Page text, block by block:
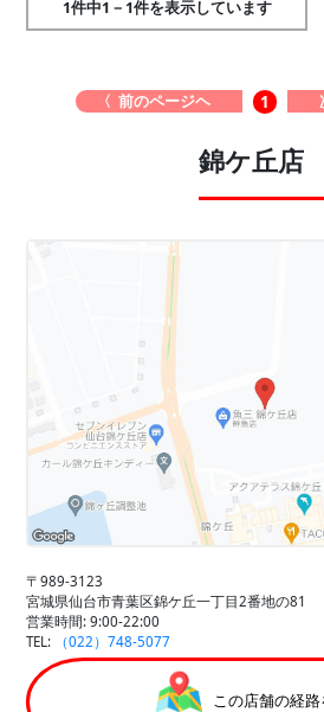
1件中1－1件を表示しています
〈 前のページヘ 1
錦ケ丘店
〒989-3123
宮城県仙台市青葉区錦ケ丘一丁目2番地の81
営業時間: 9:00-22:00
TEL:
（022）748-5077
この店舗の経